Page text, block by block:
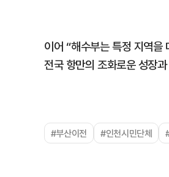
이어 “해수부는 특정 지역을
전국 항만의 조화로운 성장
#부산이전 #인천시민단체